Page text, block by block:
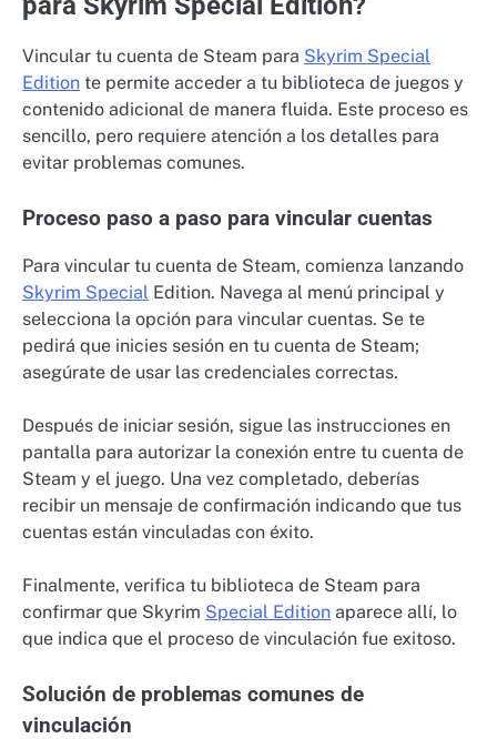
Vincular tu cuenta de Steam para Skyrim Special
Edition te permite acceder a tu biblioteca de juegos y
contenido adicional de manera fluida. Este proceso es
sencillo, pero requiere atención a los detalles para
evitar problemas comunes.
Proceso paso a paso para vincular cuentas
Para vincular tu cuenta de Steam, comienza lanzando
Skyrim Special Edition. Navega al menú principal y
selecciona la opción para vincular cuentas. Se te
pedirá que inicies sesión en tu cuenta de Steam;
asegúrate de usar las credenciales correctas.
Después de iniciar sesión, sigue las instrucciones en
pantalla para autorizar la conexión entre tu cuenta de
Steam y el juego. Una vez completado, deberías
recibir un mensaje de confirmación indicando que tus
cuentas están vinculadas con éxito.
Finalmente, verifica tu biblioteca de Steam para
confirmar que Skyrim Special Edition aparece allí, lo
que indica que el proceso de vinculación fue exitoso.
Solución de problemas comunes de
vinculación